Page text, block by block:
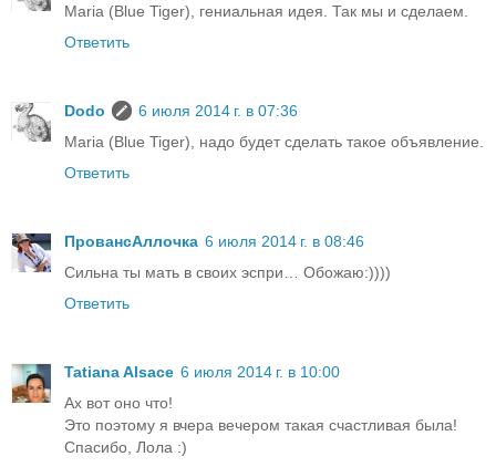
Maria (Blue Tiger), гениальная идея. Так мы и сделаем.
Ответить
Dodo
6 июля 2014 г. в 07:36
Maria (Blue Tiger), надо будет сделать такое объявление.
Ответить
ПровансАллочка 6 июля 2014 г. в 08:46
Сильна ты мать в своих эспри… Обожаю:))))
Ответить
Tatiana Alsace 6 июля 2014 г. в 10:00
Ах вот оно что!
Это поэтому я вчера вечером такая счастливая была!
Спасибо, Лола :)